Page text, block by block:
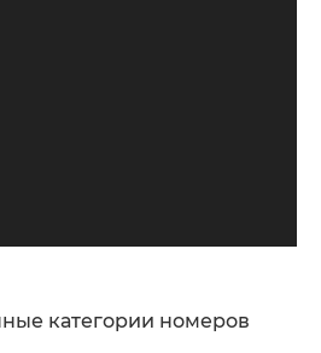
категории номеров